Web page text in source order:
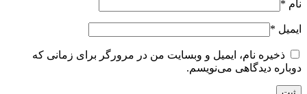
نام *
ایمیل *
ذخیره نام، ایمیل و وبسایت من در مرورگر برای زمانی که
دوباره دیدگاهی می‌نویسم.